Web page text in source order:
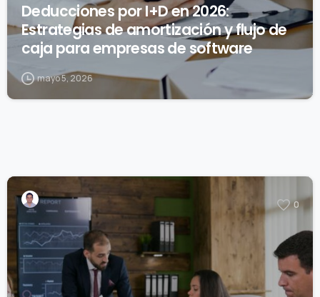
Deducciones por I+D en 2026:
Estrategias de amortización y flujo de
caja para empresas de software
mayo 5, 2026
0